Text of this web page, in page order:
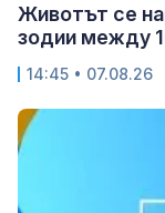
Животът се
зодии между
14:45 • 07.08.26